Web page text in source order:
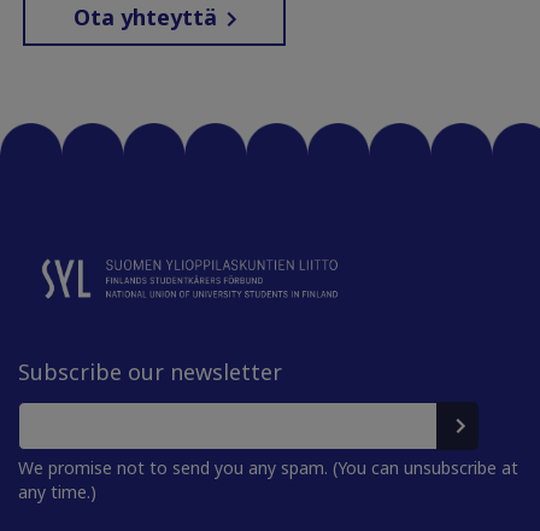
Ota yhteyttä
Subscribe our newsletter
We promise not to send you any spam. (You can unsubscribe at
any time.)